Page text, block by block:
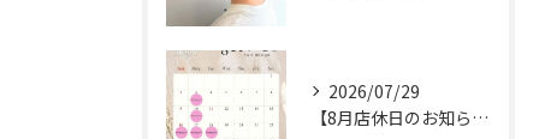
2026/07/29
【8月店休日のお知らせ】